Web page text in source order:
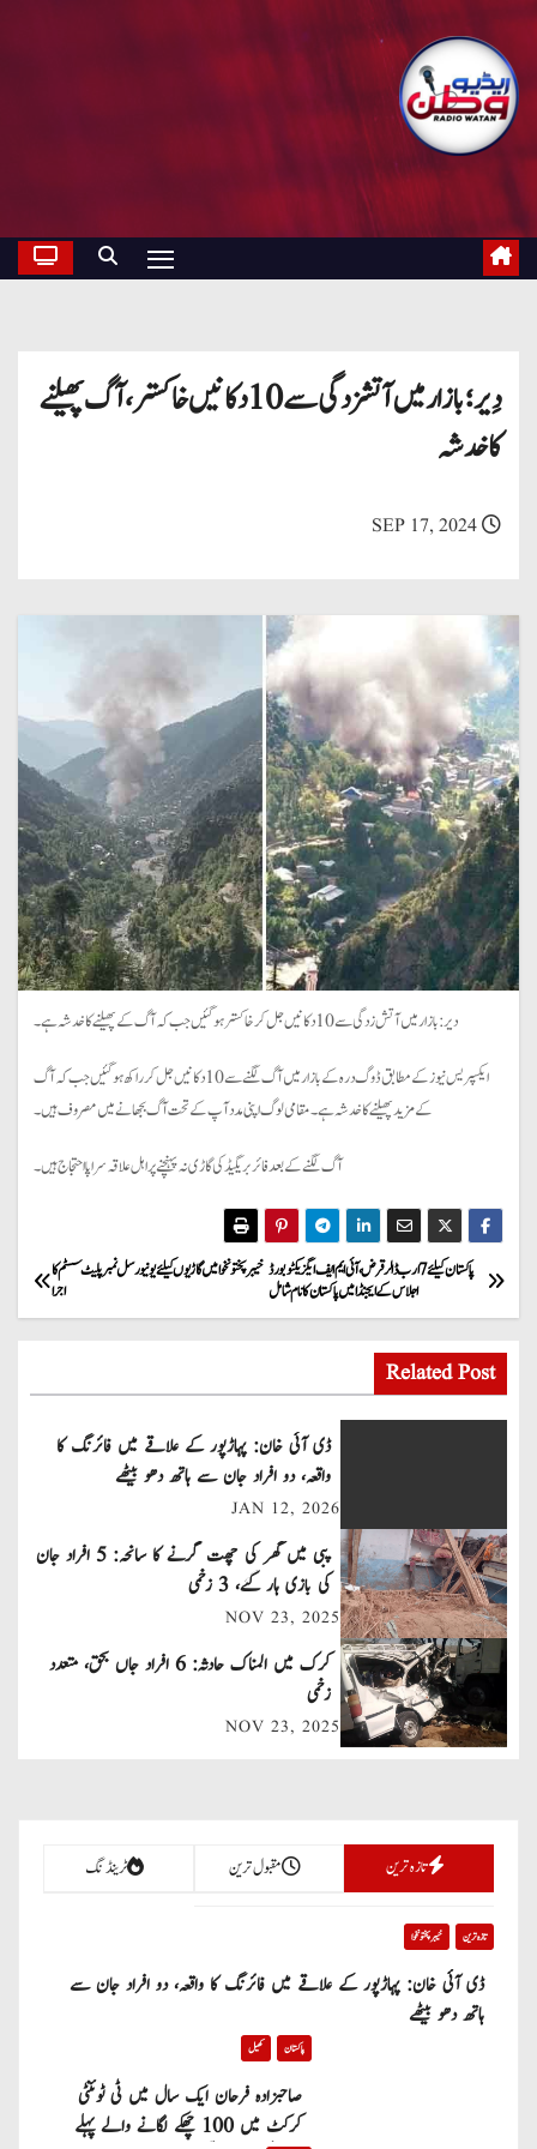
دِیر؛ بازار میں آتشزدگی سے 10 دکانیں خاکستر، آگ پھیلنے
کا خدشہ
SEP 17, 2024
دیر: بازار میں آتش زدگی سے 10 دکانیں جل کر خاکستر ہو گئیں جب کہ آگ کے پھیلنے کا خدشہ ہے۔
ایکسپریس نیوز کے مطابق ڈوگ درہ کے بازار میں آگ لگنے سے 10 دکانیں جل کر راکھ ہو گئیں جب کہ آگ
کے مزید پھیلنے کا خدشہ ہے۔ مقامی لوگ اپنی مدد آپ کے تحت آگ بجھانے میں مصروف ہیں۔
آگ لگنے کے بعد فائر بریگیڈ کی گاڑی نہ پہنچنے پر اہل علاقہ سراپا احتجاج ہیں۔
P
o
s
t
a
v
i
g
a
o
n
خیبر پختونخوا میں گاڑیوں کیلئے یونیورسل نمبر پلیٹ سسٹم کا
اجرا
پاکستان کیلئے 7 ارب ڈالر قرض، آئی ایم ایف ایگزیکٹو بورڈ
اجلاس کے ایجنڈا میں پاکستان کا نام شامل
Related Post
ڈی آئی خان: پہاڑپور کے علاقے میں فائرنگ کا
واقعہ، دو افراد جان سے ہاتھ دھو بیٹھے
JAN 12, 2026
پبی میں گھر کی چھت گرنے کا سانحہ: 5 افراد جان
کی بازی ہار گئے، 3 زخمی
NOV 23, 2025
کرک میں المناک حادثہ: 6 افراد جاں بحق، متعدد
زخمی
NOV 23, 2025
تازہ ترین مقبول ترین ٹرینڈنگ
تازہ ترین خیبر پختونخوا
ڈی آئی خان: پہاڑپور کے علاقے میں فائرنگ کا واقعہ، دو افراد جان سے
ہاتھ دھو بیٹھے
پاکستان کھیل
صاحبزادہ فرحان ایک سال میں ٹی ٹوئنٹی
کرکٹ میں 100 چھکے لگانے والے پہلے